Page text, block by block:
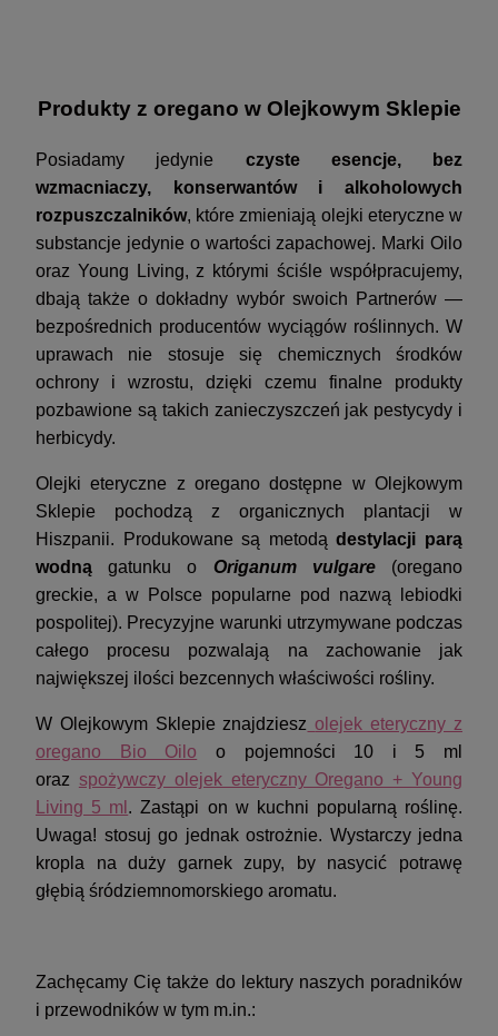
Produkty z oregano w Olejkowym Sklepie
Posiadamy jedynie czyste esencje, bez
wzmacniaczy, konserwantów i alkoholowych
rozpuszczalników, które zmieniają olejki eteryczne w
substancje jedynie o wartości zapachowej. Marki Oilo
oraz Young Living, z którymi ściśle współpracujemy,
dbają także o dokładny wybór swoich Partnerów —
bezpośrednich producentów wyciągów roślinnych. W
uprawach nie stosuje się chemicznych środków
ochrony i wzrostu, dzięki czemu finalne produkty
pozbawione są takich zanieczyszczeń jak pestycydy i
herbicydy.
Olejki eteryczne z oregano dostępne w Olejkowym
Sklepie pochodzą z organicznych plantacji w
Hiszpanii. Produkowane są metodądestylacji parą
wodną gatunku o Origanum vulgare(oregano
greckie, a w Polsce popularne pod nazwą lebiodki
pospolitej). Precyzyjne warunki utrzymywane podczas
całego procesu pozwalają na zachowanie jak
największej ilości bezcennych właściwości rośliny.
W Olejkowym Sklepie znajdziesz olejek eteryczny z
oregano Bio Oilo o pojemności 10 i 5 ml
oraz spożywczy olejek eteryczny Oregano + Young
Living 5 ml . Zastąpi on w kuchni popularną roślinę.
Uwaga! stosuj go jednak ostrożnie. Wystarczy jedna
kropla na duży garnek zupy, by nasycić potrawę
głębią śródziemnomorskiego aromatu.
Zachęcamy Cię także do lektury naszych poradników
i przewodników w tym m.in.: